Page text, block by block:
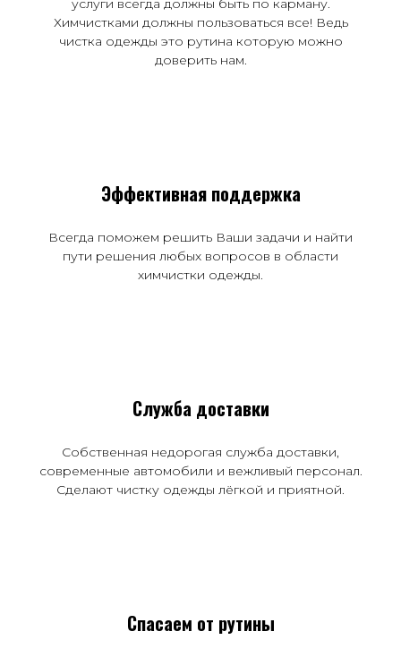
Химчистками должны пользоваться все! Ведь
чистка одежды это рутина которую можно
доверить нам.
Эффективная поддержка
Всегда поможем решить Ваши задачи и найти
пути решения любых вопросов в области
химчистки одежды.
Служба доставки
Собственная недорогая служба доставки,
современные автомобили и вежливый персонал.
Сделают чистку одежды лёгкой и приятной.
Спасаем от рутины